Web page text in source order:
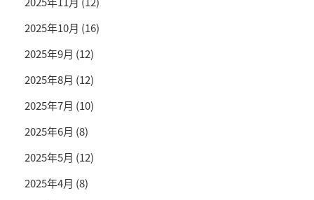
2025年10月 (16)
2025年9月 (12)
2025年8月 (12)
2025年7月 (10)
2025年6月 (8)
2025年5月 (12)
2025年4月 (8)